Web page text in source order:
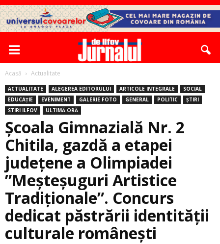
Acasă Actualitate
ACTUALITATE ALEGEREA EDITORULUI ARTICOLE INTEGRALE
SOCIAL
EDUCAȚIE
EVENIMENT GALERIE FOTO GENERAL POLITIC
ȘTIRI
STIRI ILFOV
ULTIMĂ ORĂ
Școala Gimnazială Nr. 2
Chitila, gazdă a etapei
județene a Olimpiadei
”Meșteșuguri Artistice
Tradiționale”. Concurs
dedicat păstrării identităţii
culturale româneşti